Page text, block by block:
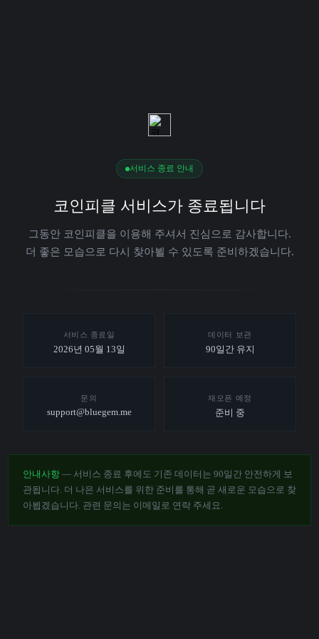
서비스 종료 안내
코인피클 서비스가 종료됩니다
그동안 코인피클을 이용해 주셔서 진심으로 감사합니다.
더 좋은 모습으로 다시 찾아뵐 수 있도록 준비하겠습니다.
서비스 종료일
2026년 05월 13일
데이터 보관
90일간 유지
문의
support@bluegem.me
재오픈 예정
준비 중
안내사항 — 서비스 종료 후에도 기존 데이터는 90일간 안전하게 보
관됩니다. 더 나은 서비스를 위한 준비를 통해 곧 새로운 모습으로 찾
아뵙겠습니다. 관련 문의는 이메일로 연락 주세요.